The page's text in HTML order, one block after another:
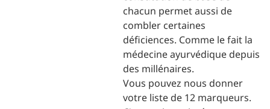
chacun permet aussi de
combler certaines
déficiences. Comme le fait la
médecine ayurvédique depuis
des millénaires.
Vous pouvez nous donner
votre liste de 12 marqueurs.